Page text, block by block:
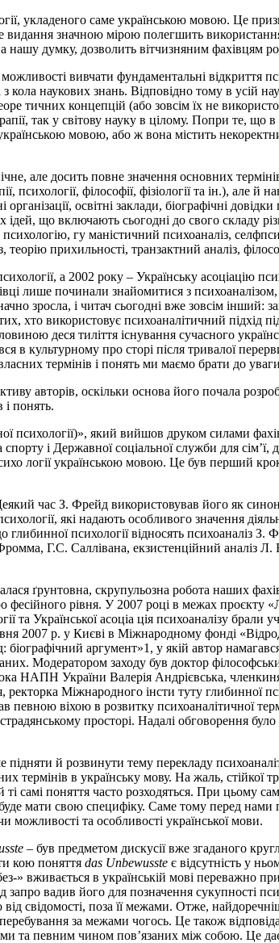
укладеного саме українською мовою. Це
значною мірою полегшить
нашу думку, дозволить вітчизняним фахівцям
вивчати фундаментальні відкриття
кола наукових знань. Відповідно тому в усій
тичних концепцій (або зовсім їх не
так у світову науку в цілому. Попри те,
мовою, або ж вона містить
але досить повне значення основних
психології, філософії, фізіології та ін.), але
освітні заклади, біографічні
що включають сьогодні до свого складу
гу­ маністичний психоаналіз,
прихильності, транзактний аналіз,
а 2002 року – Українську асоціацію
лише починали знайомитися з
зросла, і читач сьогодні вже зовсім
хто використовує психоаналітичний
деся­ тиліття існування сучасного
в культурному про­ сторі після тривалої
термінів і понять ми маємо брати до
авторів, оскільки основа його почала
і понять.
який вийшов друком силами
спорту і Державної соціальної служби для
логії українською мовою. Це був перший
час З. Фрейд використовував його як
які надають особливого значення
психології відносять психоаналіз
Г.С. Саллівана, екзистенційний аналіз Л.
ґрунтовна, скрупульозна робота наших
рівня. У 2007 році в межах проєкту
Української асоціа­ ція психоаналізу брали
2007 р. у Києві в Міжнародному фонді
аргумент»1, у якій автор
Модератором заходу був доктор
НАПН України Валерія Андрієвська, членкиня
Міжнародного інсти­ туту глибинної
певною віхою в розвитку психоаналітичної
просторі. Надалі обговорення
й розвинути тему перекладу
термінів в українську мову. На жаль, стійкої
й ті самі поняття часто розходяться. При
мати свою специфіку. Саме тому перед
можливості та особливості української мови.
– був предметом дискусії вже згаданого
кою поняття das Unbewusste є відсутність у
вживається в українській мові переважно
запро­ вадив його для позначення сукупності
свідомості, поза її межами. Отже,
за межами чогось. Це також
та певним чином пов’язаних між собою. Це